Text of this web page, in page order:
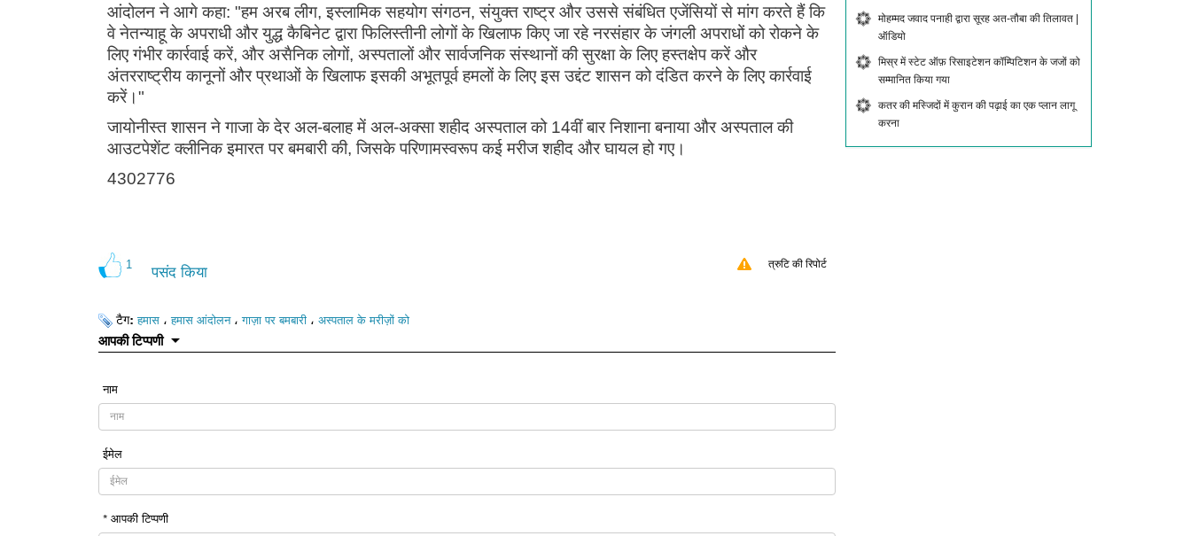
आंदोलन ने आगे कहा: "हम अरब लीग, इस्लामिक सहयोग संगठन, संयुक्त राष्ट्र और उससे संबंधित एजेंसियों से मांग करते हैं कि
वे नेतन्याहू के अपराधी और युद्ध कैबिनेट द्वारा फिलिस्तीनी लोगों के खिलाफ किए जा रहे नरसंहार के जंगली अपराधों को रोकने के
लिए गंभीर कार्रवाई करें, और असैनिक लोगों, अस्पतालों और सार्वजनिक संस्थानों की सुरक्षा के लिए हस्तक्षेप करें और
अंतरराष्ट्रीय कानूनों और प्रथाओं के खिलाफ इसकी अभूतपूर्व हमलों के लिए इस उद्दंट शासन को दंडित करने के लिए कार्रवाई
करें।"
जायोनीस्त शासन ने गाजा के देर अल-बलाह में अल-अक्सा शहीद अस्पताल को 14वीं बार निशाना बनाया और अस्पताल की
आउटपेशेंट क्लीनिक इमारत पर बमबारी की, जिसके परिणामस्वरूप कई मरीज शहीद और घायल हो गए।
4302776
1 पसंद किया त्रुटि की रिपोर्ट
टैग:हमास ،हमास आंदोलन،गाज़ा पर बमबारी ، अस्पताल के मरीज़ों को
आपकी टिप्पणी
नाम
ईमेल
* आपकी टिप्पणी
मोहम्मद जवाद पनाही द्वारा सूरह अत-तौबा की तिलावत |
ऑडियो
मिस्र में स्टेट ऑफ़ रिसाइटेशन कॉम्पिटिशन के जजों को
सम्मानित किया गया
कतर की मस्जिदों में कुरान की पढ़ाई का एक प्लान लागू
करना